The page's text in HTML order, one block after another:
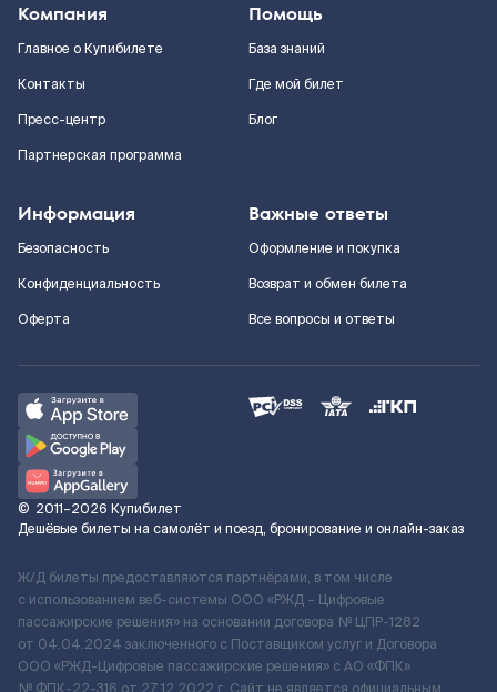
Компания
Главное о Купибилете
Контакты
Пресс-центр
Партнерская программа
Помощь
База знаний
Где мой билет
Блог
Информация
Безопасность
Конфиденциальность
Оферта
Важные ответы
Оформление и покупка
Возврат и обмен билета
Все вопросы и ответы
© 2011–2026 Купибилет
Дешёвые билеты на самолёт и поезд, бронирование и онлайн-заказ
Ж/Д билеты предоставляются партнёрами, в том числе
с использованием веб-системы ООО «РЖД – Цифровые
пассажирские решения» на основании договора № ЦПР-1282
от 04.04.2024 заключенного с Поставщиком услуг и Договора
ООО «РЖД-Цифровые пассажирские решения» c АО «ФПК»